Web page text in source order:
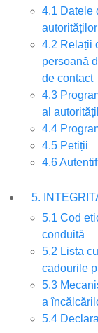
4.1 Datele
4.2 Relații
persoană
de contact
4.3
al
4.4
4.5 Petiții
4.6
5.
5.1 Cod
conduită
5.2 Lista
cadourile
5.3
a
5.4